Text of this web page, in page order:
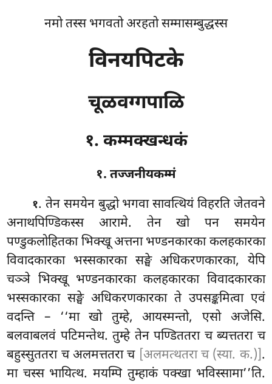
नमो तस्स भगवतो अरहतो सम्मासम्बुद्धस्स
विनयपिटके
चूळवग्गपाळि
१. कम्मक्खन्धकं
१. तज्जनीयकम्मं
१. तेन समयेन बुद्धो भगवा सावत्थियं विहरति जेतवने
अनाथपिण्डिकस्स आरामे. तेन खो पन समयेन
पण्डुकलोहितका भिक्खू अत्तना भण्डनकारका कलहकारका
विवादकारका भस्सकारका सङ्घे अधिकरणकारका, येपि
चञ्ञे भिक्खू भण्डनकारका कलहकारका विवादकारका
भस्सकारका सङ्घे अधिकरणकारका ते उपसङ्कमित्वा एवं
वदन्ति – ‘‘मा खो तुम्हे, आयस्मन्तो, एसो अजेसि.
बलवाबलवं पटिमन्तेथ. तुम्हे तेन पण्डिततरा च ब्यत्ततरा च
बहुस्सुततरा च अलमत्ततरा च [अलमत्थतरा च (स्या. क.)].
मा चस्स भायित्थ. मयम्पि तुम्हाकं पक्खा भविस्सामा’’ति.